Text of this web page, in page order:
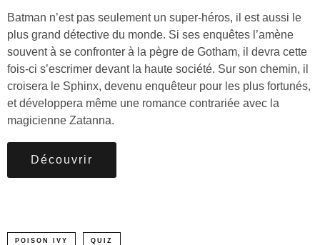
Batman n’est pas seulement un super-héros, il est aussi le
plus grand détective du monde. Si ses enquêtes l’amène
souvent à se confronter à la pègre de Gotham, il devra cette
fois-ci s’escrimer devant la haute société. Sur son chemin, il
croisera le Sphinx, devenu enquêteur pour les plus fortunés,
et développera même une romance contrariée avec la
magicienne Zatanna.
Découvrir
POISON IVY QUIZ